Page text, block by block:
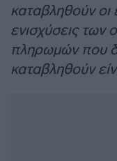
καταβληθούν
ενισχύσεις
πληρωμών που
καταβληθούν